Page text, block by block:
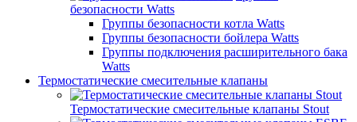
безопасности Watts
Группы безопасности котла Watts
Группы безопасности бойлера Watts
Группы подключения расширительного бака
Watts
Термостатические смесительные клапаны
Термостатические смесительные клапаны Stout